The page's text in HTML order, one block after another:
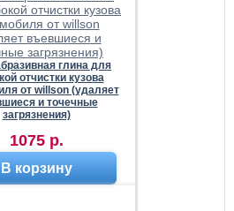
глина для
отчистки кузова
от willson (удаляет
и точечные
загрязнения)
1075 р.
В корзину